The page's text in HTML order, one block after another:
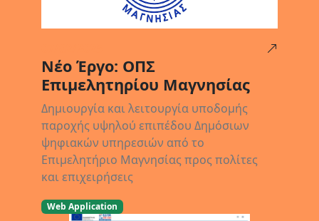
Νέο Έργο: ΟΠΣ
Επιμελητηρίου Μαγνησίας
Δημιουργία και λειτουργία υποδομής
παροχής υψηλού επιπέδου Δημόσιων
ψηφιακών υπηρεσιών από το
Επιμελητήριο Μαγνησίας προς πολίτες
και επιχειρήσεις
Web Application